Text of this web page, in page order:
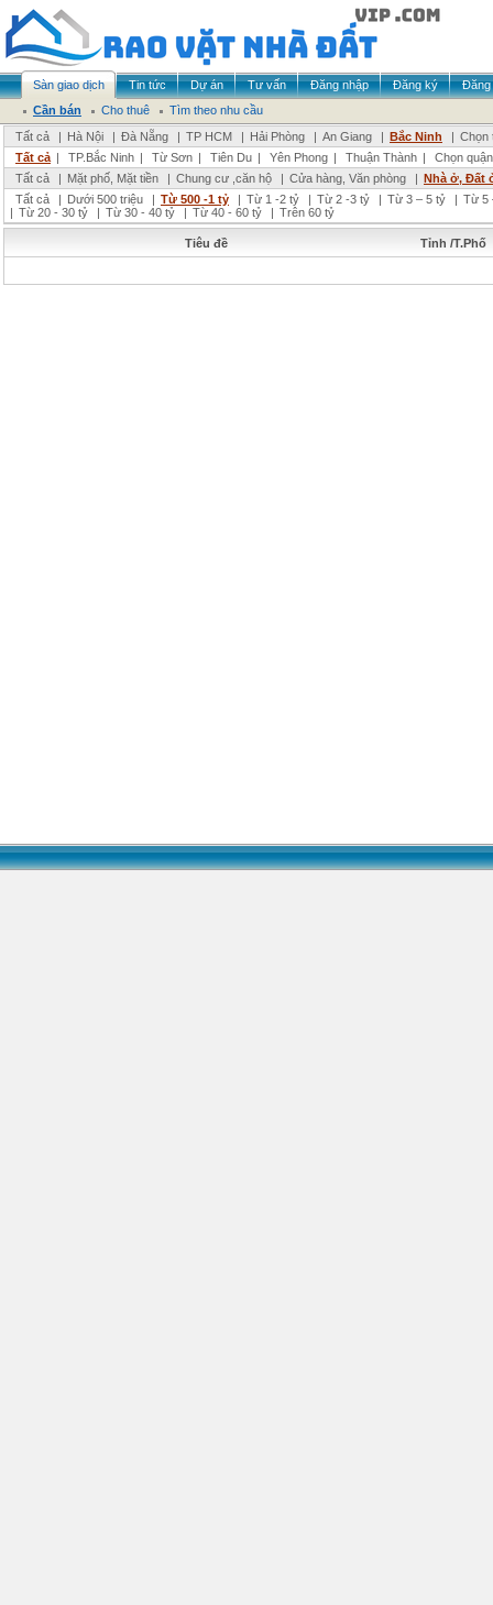
Sàn giao dịch Tin tức Dự án Tư vấn Đăng nhập Đăng ký
Đăng
Cần bán
Cho thuê
Tìm theo nhu cầu
Tất cả
| Hà Nội | Đà Nẵng | TP HCM | Hải Phòng | An Giang | Bắc Ninh | Chọn
Tất cả | TP.Bắc Ninh | Từ Sơn | Tiên Du | Yên Phong | Thuận Thành |
Chọn
Tất cả
| Mặt phố, Mặt tiền | Chung cư ,căn hộ | Cửa hàng, Văn phòng | Nhà ở, Đất
Tất cả
| Dưới 500 triệu | Từ 500 -1 tỷ | Từ 1 -2 tỷ | Từ 2 -3 tỷ | Từ 3 – 5 tỷ | Từ 5
| Từ 20 - 30 tỷ | Từ 30 - 40 tỷ | Từ 40 - 60 tỷ | Trên 60 tỷ
Tiêu đề Tỉnh /T.Phố